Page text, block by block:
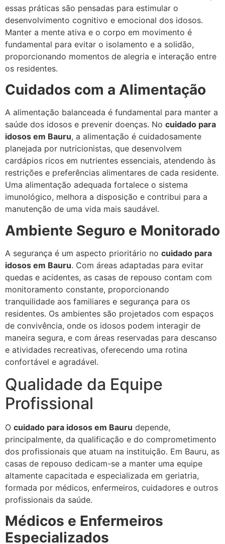
essas práticas são pensadas para estimular o
desenvolvimento cognitivo e emocional dos idosos.
Manter a mente ativa e o corpo em movimento é
fundamental para evitar o isolamento e a solidão,
proporcionando momentos de alegria e interação entre
os residentes.
Cuidados com a Alimentação
A alimentação balanceada é fundamental para manter a
saúde dos idosos e prevenir doenças. No cuidado para
idosos em Bauru, a alimentação é cuidadosamente
planejada por nutricionistas, que desenvolvem
cardápios ricos em nutrientes essenciais, atendendo às
restrições e preferências alimentares de cada residente.
Uma alimentação adequada fortalece o sistema
imunológico, melhora a disposição e contribui para a
manutenção de uma vida mais saudável.
Ambiente Seguro e Monitorado
A segurança é um aspecto prioritário no cuidado para
idosos em Bauru. Com áreas adaptadas para evitar
quedas e acidentes, as casas de repouso contam com
monitoramento constante, proporcionando
tranquilidade aos familiares e segurança para os
residentes. Os ambientes são projetados com espaços
de convivência, onde os idosos podem interagir de
maneira segura, e com áreas reservadas para descanso
e atividades recreativas, oferecendo uma rotina
confortável e agradável.
Qualidade da Equipe
Profissional
O cuidado para idosos em Bauru depende,
principalmente, da qualificação e do comprometimento
dos profissionais que atuam na instituição. Em Bauru, as
casas de repouso dedicam-se a manter uma equipe
altamente capacitada e especializada em geriatria,
formada por médicos, enfermeiros, cuidadores e outros
profissionais da saúde.
Médicos e Enfermeiros
Especializados